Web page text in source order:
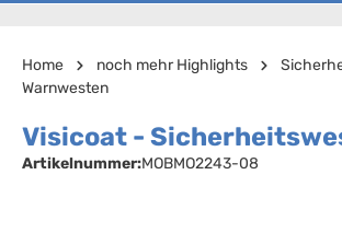
Home noch mehr Highlights
Warnwesten
Visicoat -
Artikelnummer:MOBMO2243-08